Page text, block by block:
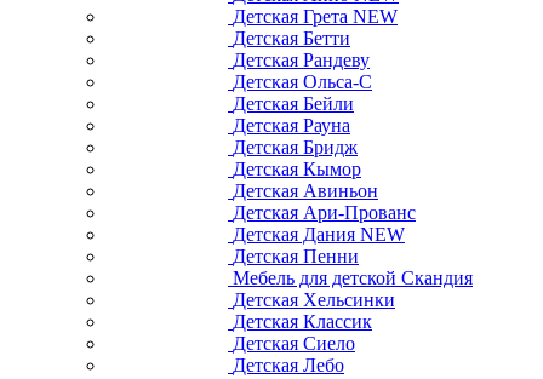
Детская Грета NEW
Детская Бетти
Детская Рандеву
Детская Ольса-С
Детская Бейли
Детская Рауна
Детская Бридж
Детская Кымор
Детская Авиньон
Детская Ари-Прованс
Детская Дания NEW
Детская Пенни
Мебель для детской Скандия
Детская Хельсинки
Детская Классик
Детская Сиело
Детская Лебо